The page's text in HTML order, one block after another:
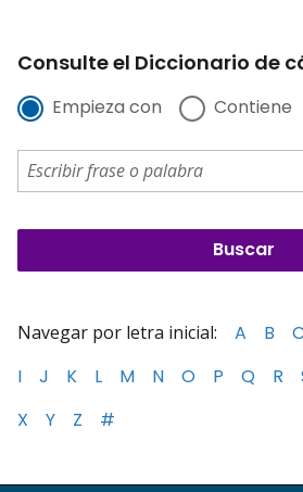
Consulte el Diccionario de
Empieza con Contiene
Navegar por letra inicial: A B C
I
J K L M N O P Q R
X
Y Z #